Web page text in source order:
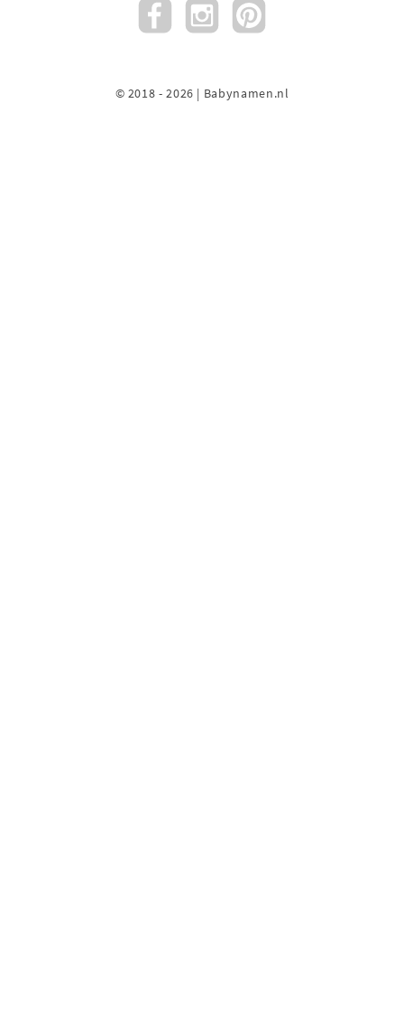
© 2018 - 2026 | Babynamen.nl